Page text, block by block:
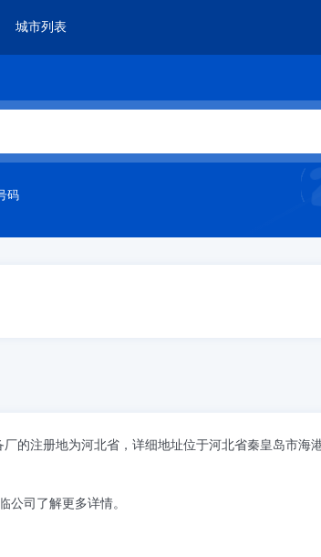
城市列表
码
的注册地为河北省，详细地址位于河北省秦皇岛市海
公司了解更多详情。